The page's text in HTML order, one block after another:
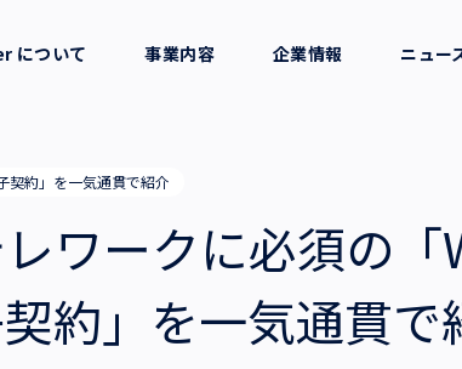
について 事業内容
業務支援
企業情報
役員一覧
拠点一覧
ニュー
約」を一気通貫で紹介
ワークに必須の
約」を一気通貫で